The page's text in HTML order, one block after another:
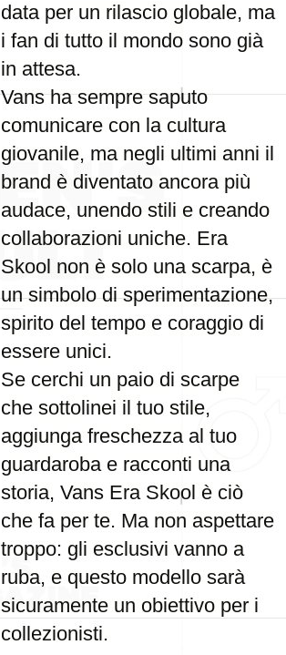
data per un rilascio globale, ma
i fan di tutto il mondo sono già
in attesa.
Vans ha sempre saputo
comunicare con la cultura
giovanile, ma negli ultimi anni il
brand è diventato ancora più
audace, unendo stili e creando
collaborazioni uniche. Era
Skool non è solo una scarpa, è
un simbolo di sperimentazione,
spirito del tempo e coraggio di
essere unici.
Se cerchi un paio di scarpe
che sottolinei il tuo stile,
aggiunga freschezza al tuo
guardaroba e racconti una
storia, Vans Era Skool è ciò
che fa per te. Ma non aspettare
troppo: gli esclusivi vanno a
ruba, e questo modello sarà
sicuramente un obiettivo per i
collezionisti.